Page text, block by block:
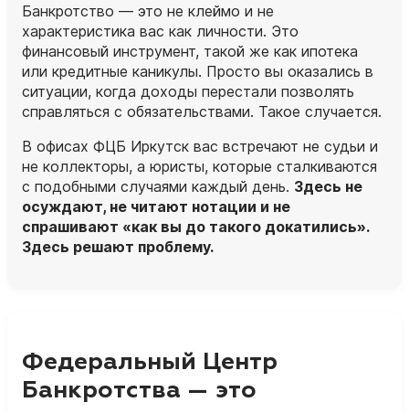
Банкротство — это не клеймо и не
характеристика вас как личности. Это
финансовый инструмент, такой же как ипотека
или кредитные каникулы. Просто вы оказались в
ситуации, когда доходы перестали позволять
справляться с обязательствами. Такое случается.
В офисах ФЦБ Иркутск вас встречают не судьи и
не коллекторы, а юристы, которые сталкиваются
с подобными случаями каждый день. Здесь не
осуждают, не читают нотации и не
спрашивают «как вы до такого докатились».
Здесь решают проблему.
Федеральный Центр
Банкротства — это